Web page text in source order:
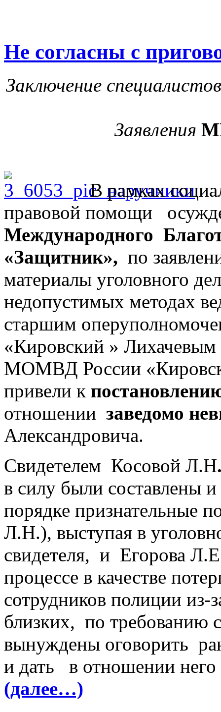
Не согласны с
Заключение
Заявления
В рамках
правовой помощи
Международного
«Защитник», по
материалы уголовного
недопустимых методах
старшим
«Кировский »
МОМВД России
привели к
отношении заведомо
Александровича.
Свидетелем Косовой Л.Н
в силу были составлены
порядке признательные
Л.Н.), выступая в
свидетеля, и Егорова
процессе в качестве
сотрудников полиции из-
близких, по требованию
вынуждены оговорить
и дать в отношении
(далее…)